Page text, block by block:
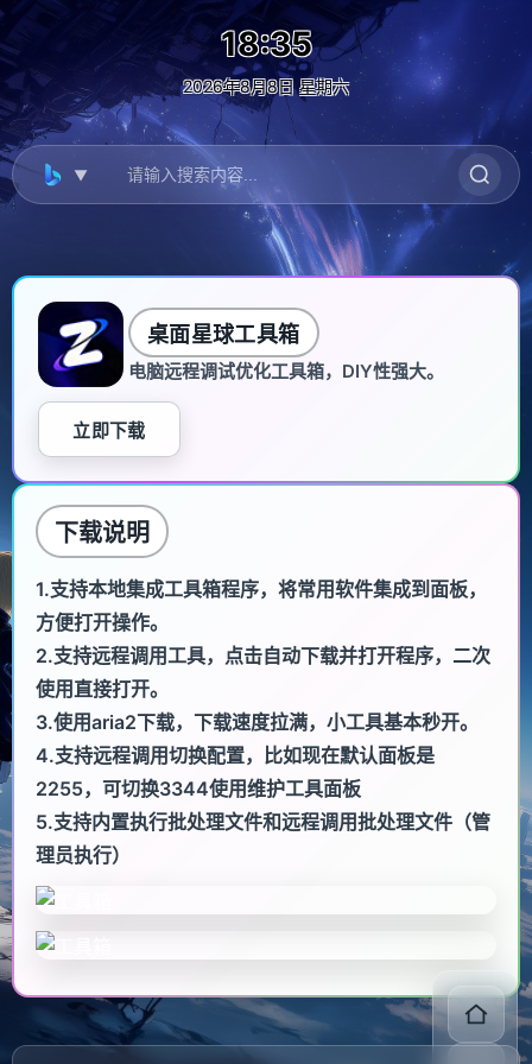
18:35
2026年8月8日 星期六
▼
桌面星球工具箱
电脑远程调试优化工具箱，DIY性强大。
立即下载
下载说明
1.支持本地集成工具箱程序，将常用软件集成到面板，
方便打开操作。
2.支持远程调用工具，点击自动下载并打开程序，二次
使用直接打开。
3.使用aria2下载，下载速度拉满，小工具基本秒开。
4.支持远程调用切换配置，比如现在默认面板是
2255，可切换3344使用维护工具面板
5.支持内置执行批处理文件和远程调用批处理文件（管
理员执行）